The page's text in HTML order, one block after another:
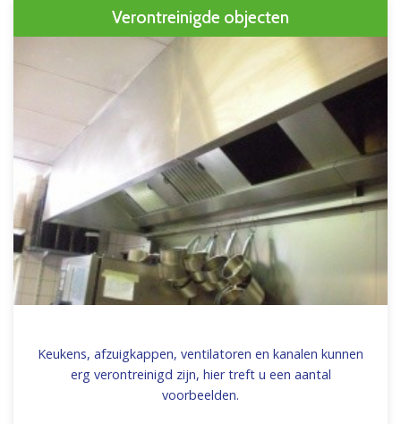
Verontreinigde objecten
Keukens, afzuigkappen, ventilatoren en kanalen kunnen
erg verontreinigd zijn, hier treft u een aantal
voorbeelden.